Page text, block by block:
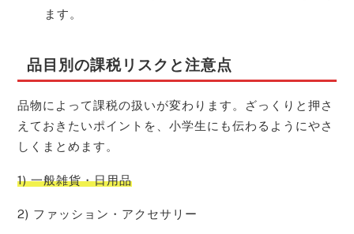
ます。
品目別の課税リスクと注意点
品物によって課税の扱いが変わります。ざっくりと押さ
えておきたいポイントを、小学生にも伝わるようにやさ
しくまとめます。
1) 一般雑貨・日用品
2) ファッション・アクセサリー